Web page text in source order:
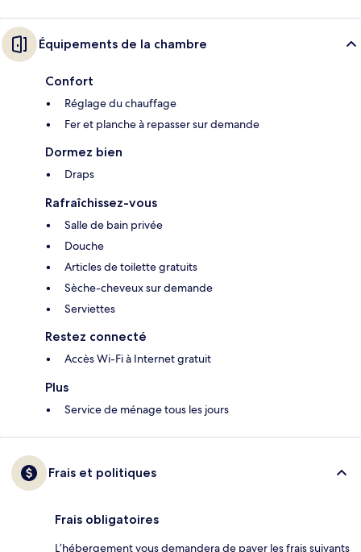
Équipements de la chambre
Confort
Réglage du chauffage
Fer et planche à repasser sur demande
Dormez bien
Draps
Rafraîchissez-vous
Salle de bain privée
Douche
Articles de toilette gratuits
Sèche-cheveux sur demande
Serviettes
Restez connecté
Accès Wi-Fi à Internet gratuit
Plus
Service de ménage tous les jours
Frais et politiques
Frais obligatoires
L’hébergement vous demandera de payer les frais suivants